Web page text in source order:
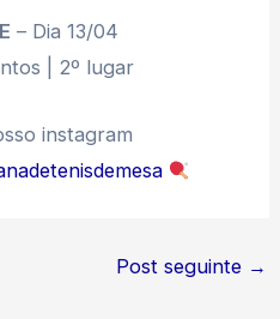
– Dia 13/04
| 2º lugar
instagram
Post seguinte →